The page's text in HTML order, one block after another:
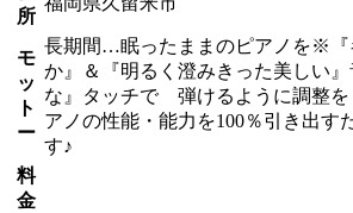
所
モ
ッ
ト
ー
長期間…眠ったままのピアノを※『
か』＆『明るく澄みきった美しい
な』タッチで 弾けるように調整を
アノの性能・能力を100％引き出す
す♪
料
金